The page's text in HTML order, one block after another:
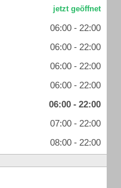
06:00 - 22:00
06:00 - 22:00
06:00 - 22:00
06:00 - 22:00
06:00 - 22:00
07:00 - 22:00
08:00 - 22:00